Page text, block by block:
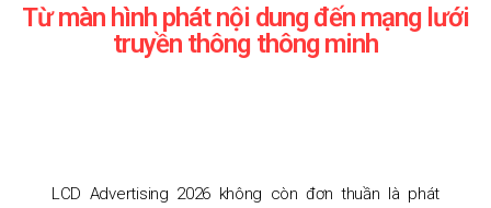
Từ màn hình phát nội dung đến mạng lưới
truyền thông thông minh
LCD Advertising 2026 không còn đơn thuần là phát